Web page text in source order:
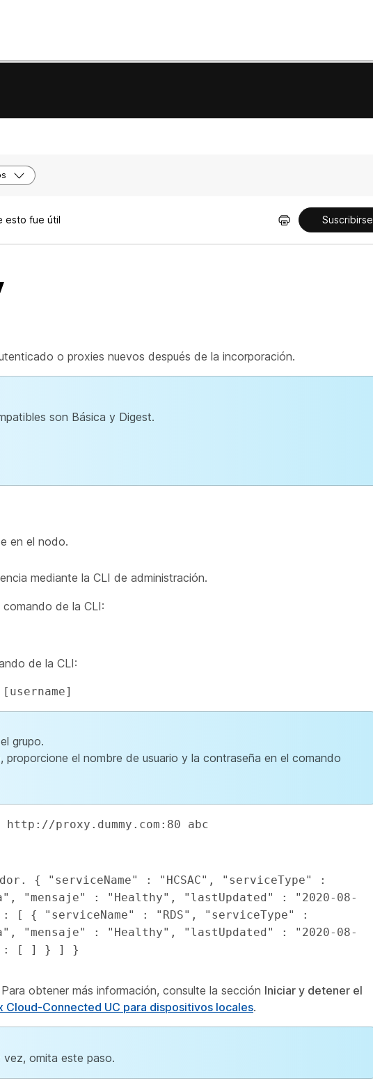
esto fue útil Suscribirse
o proxies nuevos después de la incorporación.
son Básica y Digest.
en el nodo.
mediante la CLI de administración.
de la CLI:
de la CLI:
grupo.
el nombre de usuario y la contraseña en el comando
proxy.dummy.com:80 abc
{ "serviceName" : "HCSAC", "serviceType" :
"mensaje" : "Healthy", "lastUpdated" : "2020-08-
: [ { "serviceName" : "RDS", "serviceType" :
"mensaje" : "Healthy", "lastUpdated" : "2020-08-
: [ ] } ] }
obtener más información, consulte la sección Iniciar y detener el
Cloud-Connected UC para dispositivos locales.
omita este paso.